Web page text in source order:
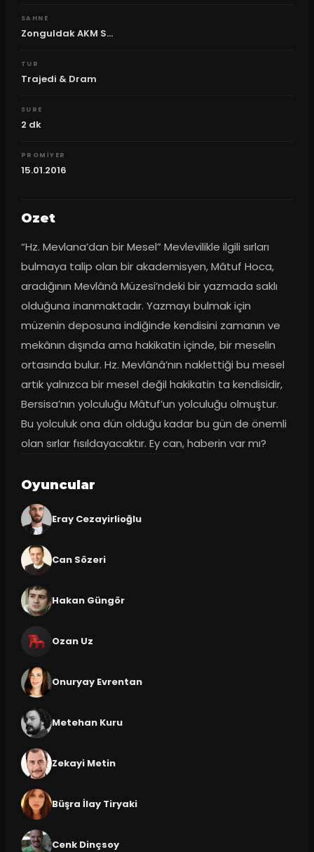
SAHNE
Zonguldak AKM S...
TUR
Trajedi & Dram
SURE
2 dk
PROMIYER
15.01.2016
Ozet
“Hz. Mevlana’dan bir Mesel” Mevlevilikle ilgili sırları
bulmaya talip olan bir akademisyen, Mâtuf Hoca,
aradığının Mevlânâ Müzesi’ndeki bir yazmada saklı
olduğuna inanmaktadır. Yazmayı bulmak için
müzenin deposuna indiğinde kendisini zamanın ve
mekânın dışında ama hakikatin içinde, bir meselin
ortasında bulur. Hz. Mevlânâ’nın naklettiği bu mesel
artık yalnızca bir mesel değil hakikatin ta kendisidir,
Bersisa’nın yolculuğu Mâtuf’un yolculuğu olmuştur.
Bu yolculuk ona dün olduğu kadar bu gün de önemli
olan sırlar fısıldayacaktır. Ey can, haberin var mı?
Oyuncular
Eray Cezayirlioğlu
Can Sözeri
Hakan Güngör
Ozan Uz
Onuryay Evrentan
Metehan Kuru
Zekayi Metin
Büşra İlay Tiryaki
Cenk Dinçsoy